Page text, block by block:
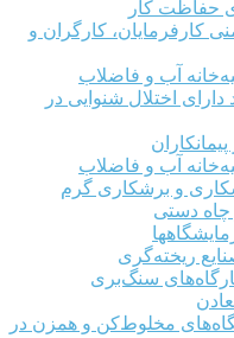
حفاظت کار
کارفرمایان، کارگران و
آب و فاضلاب
دارای اختلال شنوایی در
آب و فاضلاب
و برشکاری گرم
چاه دستی
ریخته‌گری
سنگ‌بری
مخلوط‌کن و همزن در